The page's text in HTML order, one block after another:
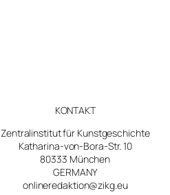
KONTAKT
Zentralinstitut für Kunstgeschichte
Katharina-von-Bora-Str. 10
80333 München
GERMANY
onlineredaktion@zikg.eu